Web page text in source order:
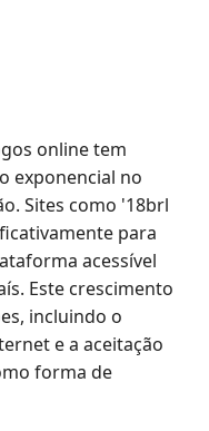
online tem
exponencial no
Sites como '18brl
para
acessível
Este crescimento
incluindo o
e a aceitação
forma de